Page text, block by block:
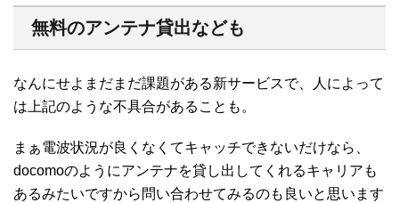
無料のアンテナ貸出なども
なんにせよまだまだ課題がある新サービスで、人によって
は上記のような不具合があることも。
まぁ電波状況が良くなくてキャッチできないだけなら、
docomoのようにアンテナを貸し出してくれるキャリアも
あるみたいですから問い合わせてみるのも良いと思います